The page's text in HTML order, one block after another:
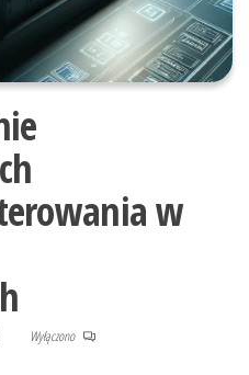
w
Wyłączono